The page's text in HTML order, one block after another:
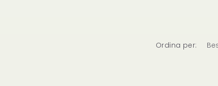
Ordina per: